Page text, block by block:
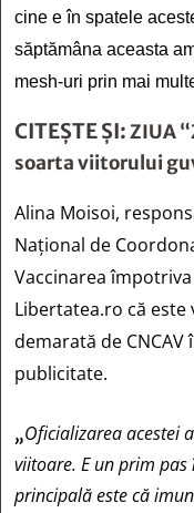
cine e în spatele
săptămâna aceasta
mesh-uri prin mai
CITEȘTE ȘI:ZIUA
soarta viitorului
Alina Moisoi,
Național de
Vaccinarea
Libertatea.ro că
demarată de
publicitate.
„Oficializarea acestei
viitoare. E un prim
principală este că